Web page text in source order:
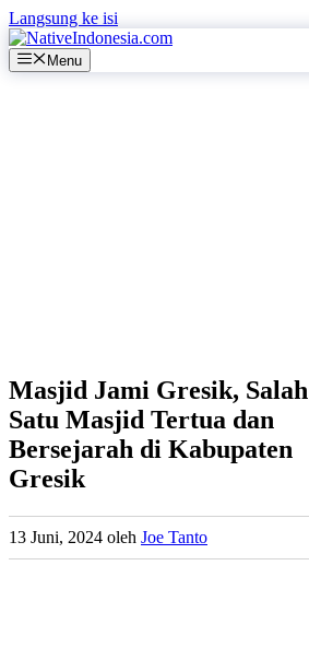
Langsung ke isi
Menu
Masjid Jami Gresik, Salah
Satu Masjid Tertua dan
Bersejarah di Kabupaten
Gresik
13 Juni, 2024 oleh Joe Tanto